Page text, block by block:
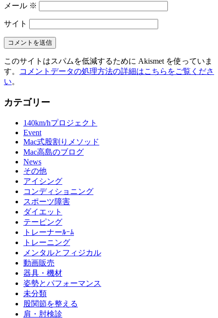
メール ※
サイト
このサイトはスパムを低減するために Akismet を使っていま
す。
コメントデータの処理方法の詳細はこちらをご覧くださ
い。
カテゴリー
140km/hプロジェクト
Event
Mac式股割りメソッド
Mac高島のブログ
News
その他
アイシング
コンディショニング
スポーツ障害
ダイエット
テーピング
トレーナーﾙｰﾑ
トレーニング
メンタルとフィジカル
動画販売
器具・機材
姿勢とパフォーマンス
未分類
股関節を整える
肩・肘検診